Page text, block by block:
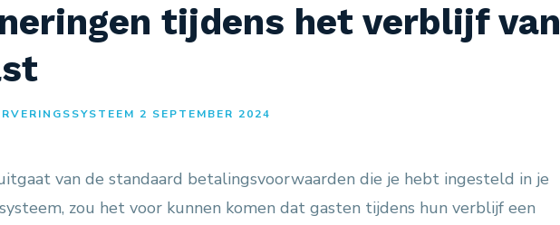
tijdens het verblijf van
2 SEPTEMBER 2024
van de standaard betalingsvoorwaarden die je hebt ingesteld in je
zou het voor kunnen komen dat gasten tijdens hun verblijf een